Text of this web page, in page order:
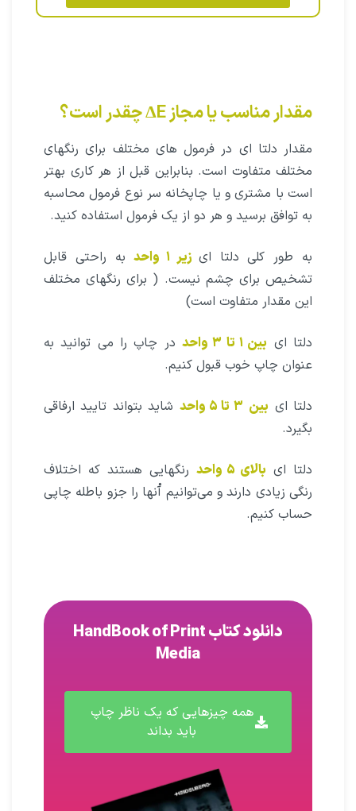
مقدار مناسب یا مجاز ΔE چقدر است؟
مقدار دلتا ای در فرمول ‌های مختلف برای رنگهای
مختلف متفاوت است. بنابراین قبل از هر کاری بهتر
است با مشتری و یا چاپخانه سر نوع فرمول محاسبه
به توافق برسید و هر دو از یک فرمول استفاده کنید.
به طور کلی دلتا ای زیر ۱ واحد
به راحتی قابل
تشخیص برای چشم نیست. ( برای رنگهای مختلف
این مقدار متفاوت است)
دلتا ای بین ۱ تا ۳ واحد
در چاپ را می توانید به
عنوان چاپ خوب قبول کنیم.
دلتا ای بین ۳ تا ۵ واحد
شاید بتواند تایید ارفاقی
بگیرد.
دلتا ای بالای ۵ واحد
رنگهایی هستند که اختلاف
رنگی زیادی دارند و می‌توانیم آْنها را جزو باطله چاپی
حساب کنیم.
دانلود کتاب HandBook of Print
Media
همه چیزهایی که یک ناظر چاپ
باید بداند